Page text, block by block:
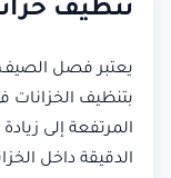
تنظيف
يعتبر فصل الصيف
بتنظيف الخزانات
المرتفعة إلى
الدقيقة داخل